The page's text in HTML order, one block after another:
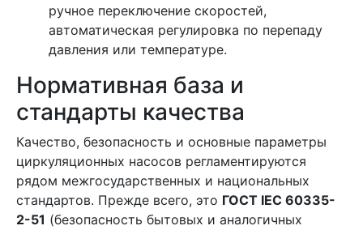
ручное переключение скоростей,
автоматическая регулировка по перепаду
давления или температуре.
Нормативная база и
стандарты качества
Качество, безопасность и основные параметры
циркуляционных насосов регламентируются
рядом межгосударственных и национальных
стандартов. Прежде всего, это ГОСТ IEC 60335-
2-51 (безопасность бытовых и аналогичных